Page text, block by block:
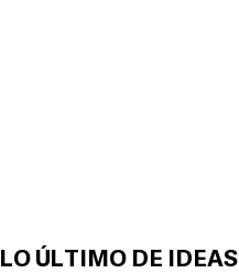
LO ÚLTIMO DE IDEAS